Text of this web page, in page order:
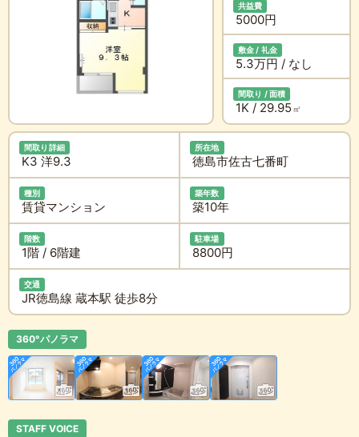
共益費
5000円
敷金 / 礼金
5.3万円 / なし
間取り / 面積
1K / 29.95 ㎡
間取り詳細
K3 洋9.3
所在地
徳島市佐古七番町
種別
賃貸マンション
築年数
築10年
階数
1階 / 6階建
駐車場
8800円
交通
JR徳島線 蔵本駅 徒歩8分
360°パノラマ
STAFF VOICE